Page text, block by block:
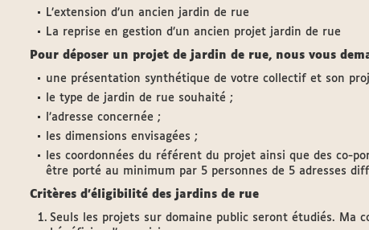
L’extension d’un ancien jardin de rue
La reprise en gestion d’un ancien projet jardin de rue
Pour déposer un projet de jardin de rue, nous vous
une présentation synthétique de votre collectif et son
le type de jardin de rue souhaité ;
l’adresse concernée ;
les dimensions envisagées ;
les coordonnées du référent du projet ainsi que des co-
être porté au minimum par 5 personnes de 5 adresses
Critères d’éligibilité des jardins de rue
Seuls les projets sur domaine public seront étudiés. Ma